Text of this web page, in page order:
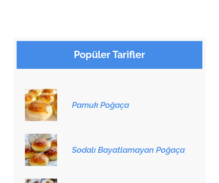
Popüler Tarifler
Pamuk Poğaça
Sodalı Bayatlamayan Poğaça